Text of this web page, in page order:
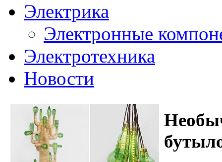
Электрика
Электронные
Электротехника
Новости